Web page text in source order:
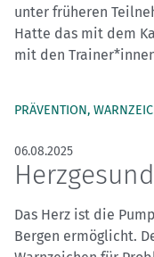
unter früheren
Hatte das mit dem
mit den
PRÄVENTION,
06.08.2025
Das Herz ist die
Bergen ermöglicht.